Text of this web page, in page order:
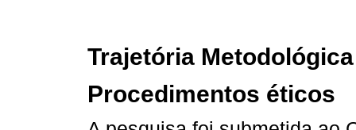
Trajetória Metodológica
Procedimentos éticos